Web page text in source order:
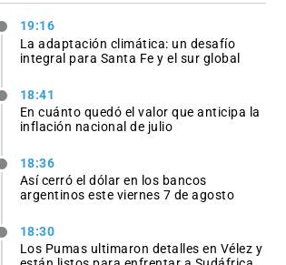
19:16
La adaptación climática: un desafío
integral para Santa Fe y el sur global
18:41
En cuánto quedó el valor que anticipa la
inflación nacional de julio
18:36
Así cerró el dólar en los bancos
argentinos este viernes 7 de agosto
18:30
Los Pumas ultimaron detalles en Vélez y